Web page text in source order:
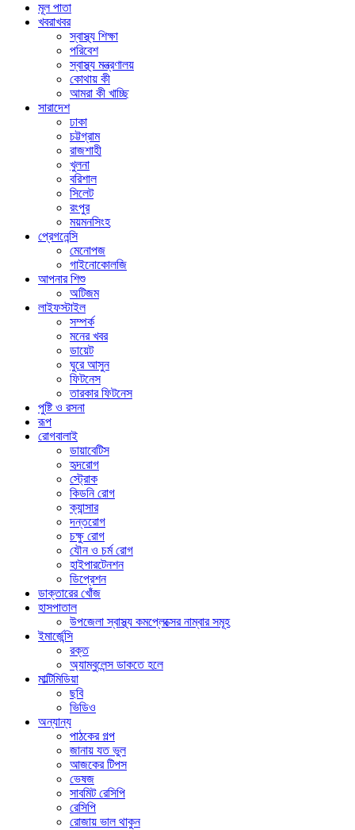
মূল পাতা
খবরাখবর
স্বাস্থ্য শিক্ষা
পরিবেশ
স্বাস্থ্য মন্ত্রণালয়
কোথায় কী
আমরা কী খাচ্ছি
সারাদেশ
ঢাকা
চট্টগ্রাম
রাজশাহী
খুলনা
বরিশাল
সিলেট
রংপুর
ময়মনসিংহ
প্রেগনেন্সি
মেনোপজ
গাইনোকোলজি
আপনার শিশু
অটিজম
লাইফস্টাইল
সম্পর্ক
মনের খবর
ডায়েট
ঘুরে আসুন
ফিটনেস
তারকার ফিটনেস
পুষ্টি ও রসনা
রূপ
রোগবালাই
ডায়াবেটিস
হৃদরোগ
স্ট্রোক
কিডনি রোগ
ক্যান্সার
দন্তরোগ
চক্ষু রোগ
যৌন ও চর্ম রোগ
হাইপারটেনশন
ডিপ্রেশন
ডাক্তারের খোঁজ
হাসপাতাল
উপজেলা স্বাস্থ্য কমপ্লেক্সের নাম্বার সমূহ
ইমার্জেন্সি
রক্ত
অ্যাম্বুলেন্স ডাকতে হলে
মাল্টিমিডিয়া
ছবি
ভিডিও
অন্যান্য
পাঠকের গল্প
জানায় যত ভুল
আজকের টিপস
ভেষজ
সাবমিট রেসিপি
রেসিপি
রোজায় ভাল থাকুন